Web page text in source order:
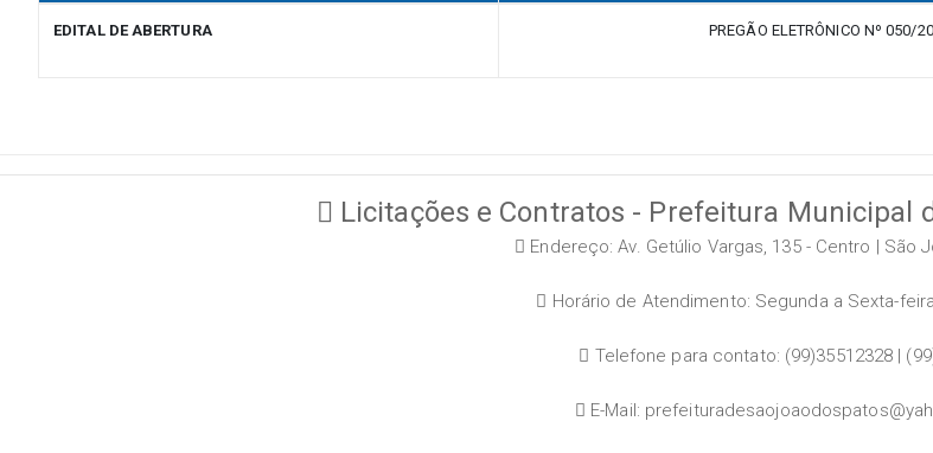
EDITAL DE ABERTURA PREGÃO ELETRÔNICO Nº 050/
Licitações e Contratos - Prefeitura Municipal
Endereço: Av. Getúlio Vargas, 135 - Centro | São
Horário de Atendimento: Segunda a Sexta-
Telefone para contato: (99)35512328 |
E-Mail: